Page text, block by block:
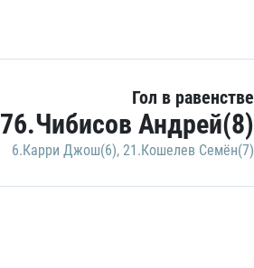
Гол в равенстве
76.Чибисов Андрей(8)
6.Карри Джош(6), 21.Кошелев Семён(7)